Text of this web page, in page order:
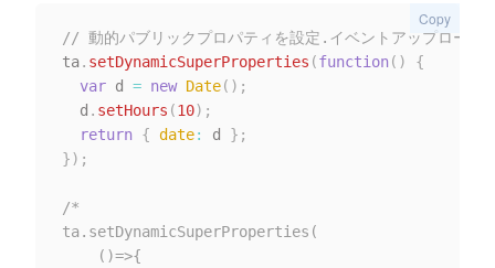
// 動的パブリックプロパティを設定.イベントアップロード
ta. setDynamicSuperProperties (function( )
{
var d = new Date( ) ;
  d
. setHours (10) ;
return { date: d } ;
}) ;
/*
ta.setDynamicSuperProperties(
    ()=>{
Copy